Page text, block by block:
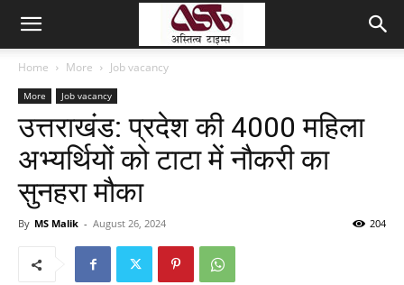
Home More Job vacancy
More Job vacancy
उत्तराखंड: प्रदेश की 4000 महिला
अभ्यर्थियों को टाटा में नौकरी का
सुनहरा मौका
By MS Malik - August 26, 2024 204